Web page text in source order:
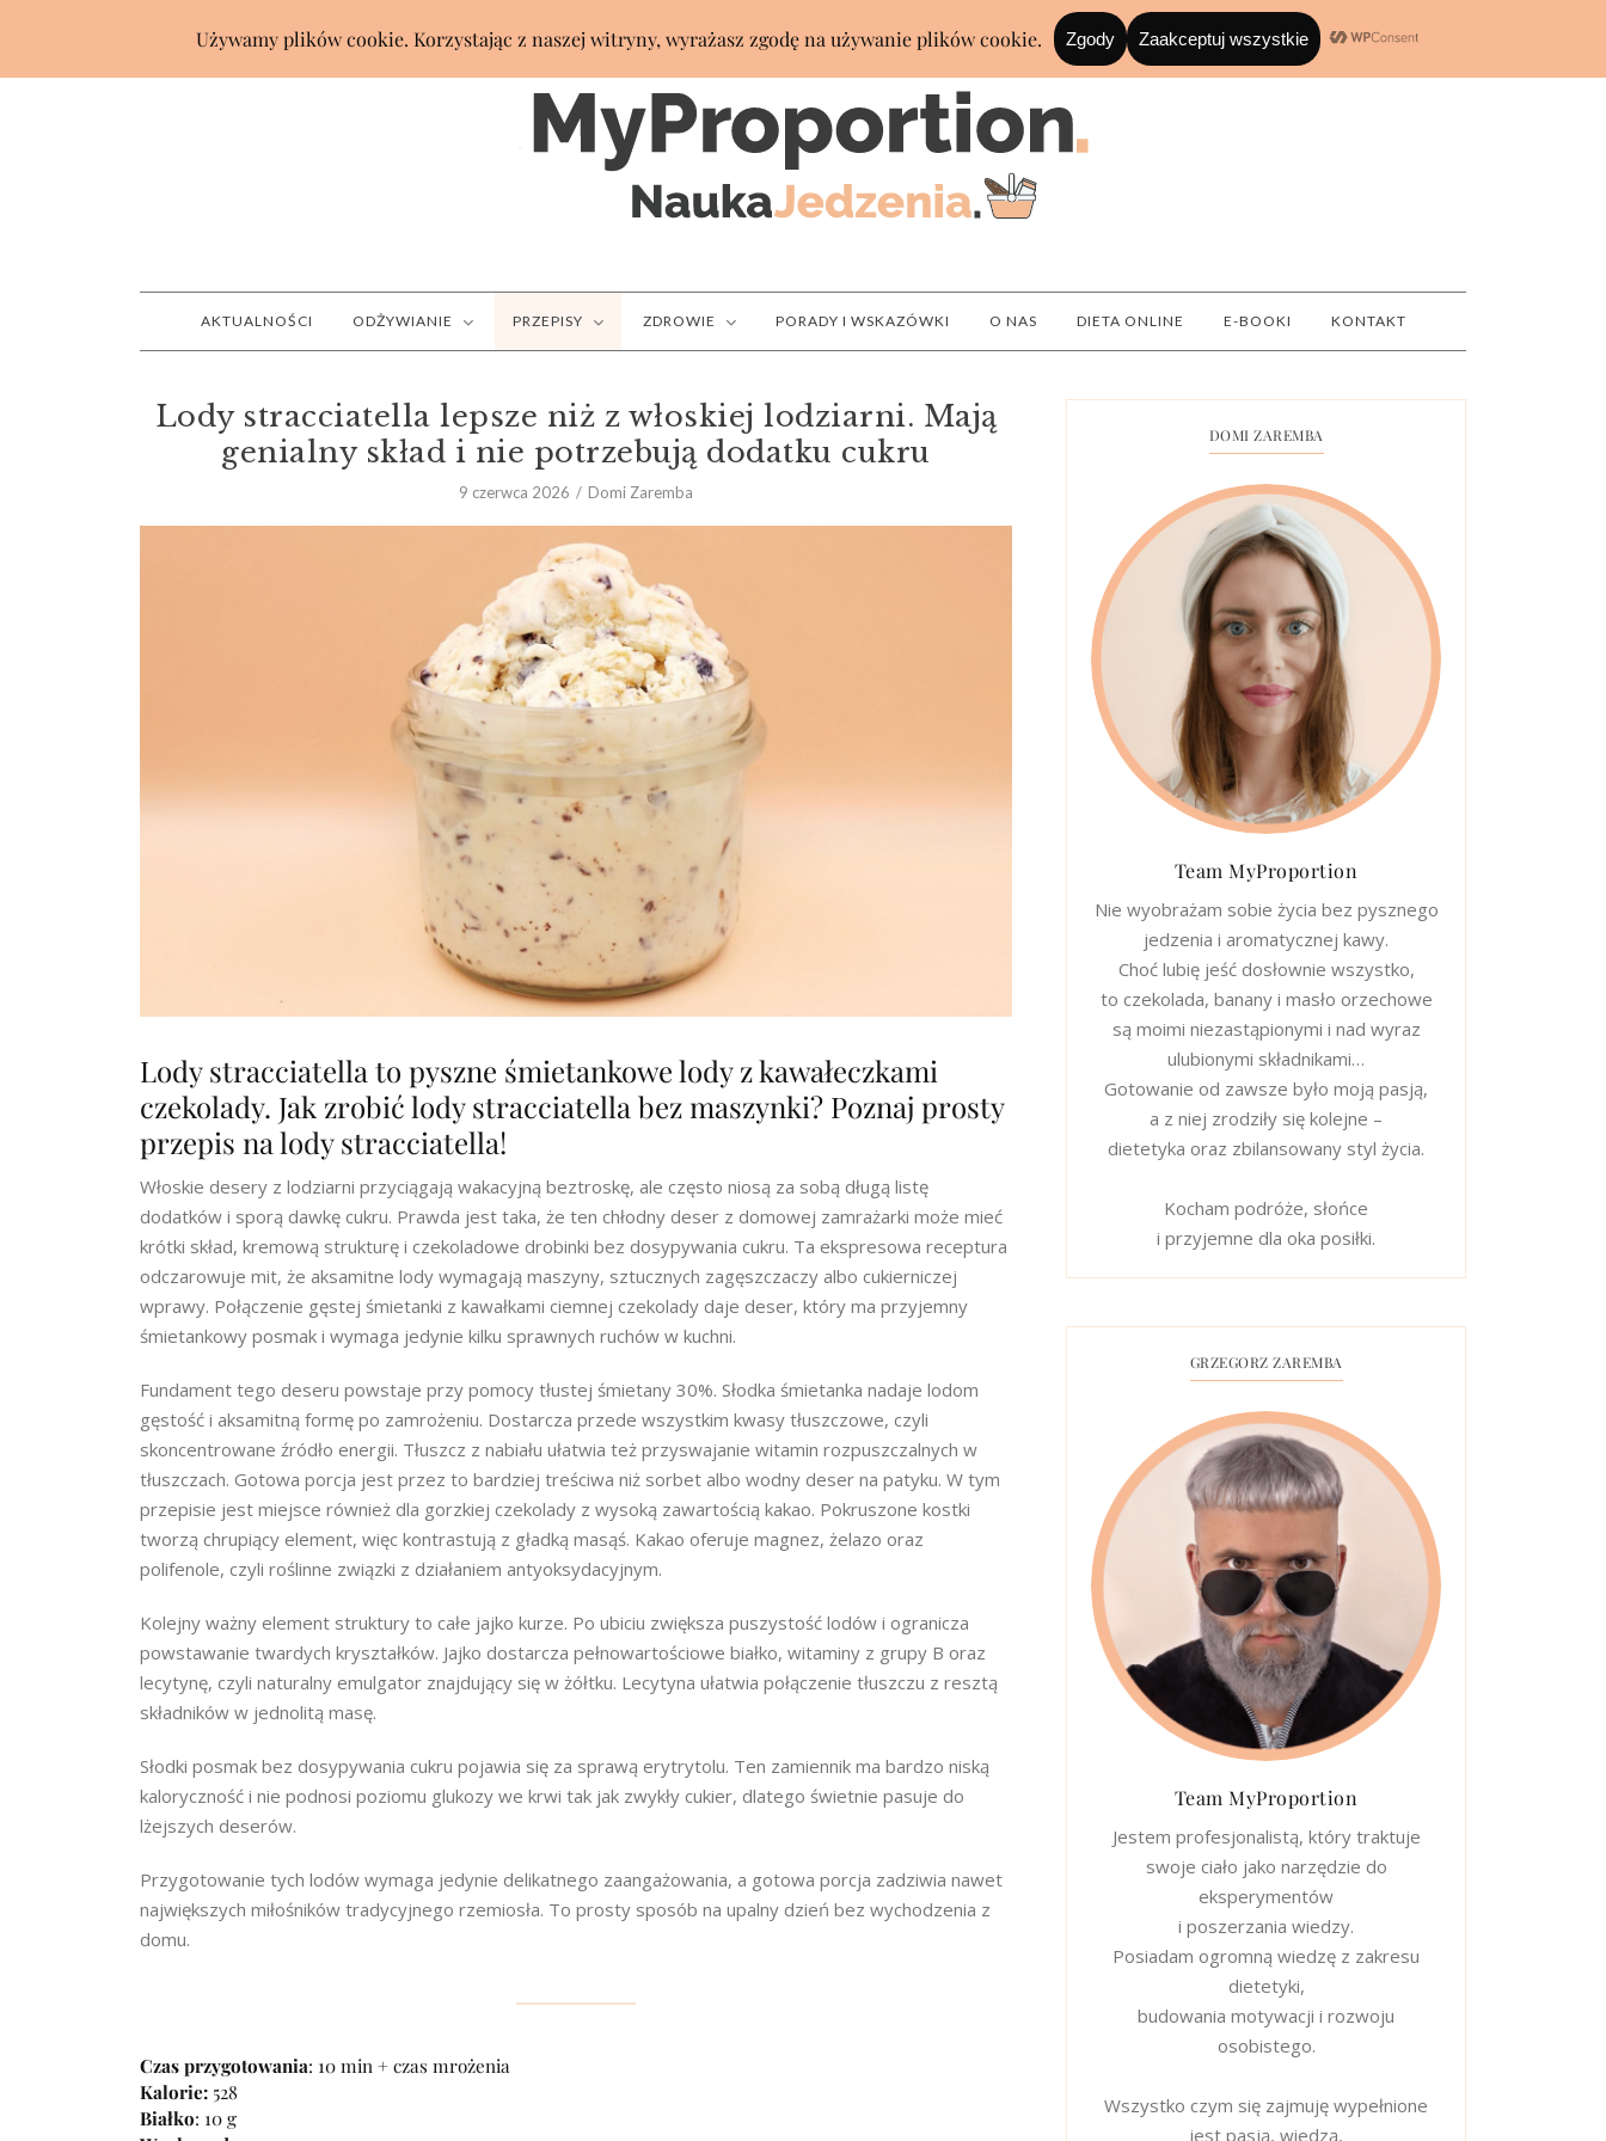
AKTUALNOŚCI ODŻYWIANIE PRZEPISY ZDROWIE PORADY I WSKAZÓWKI O NAS DIETA ONLINE E-BOOKI KONTAKT
Lody stracciatella lepsze niż z włoskiej lodziarni. Mają
genialny skład i nie potrzebują dodatku cukru
9 czerwca 2026 Domi Zaremba
Lody stracciatella to pyszne śmietankowe lody z kawałeczkami
czekolady. Jak zrobić lody stracciatella bez maszynki? Poznaj prosty
przepis na lody stracciatella!
Włoskie desery z lodziarni przyciągają wakacyjną beztroskę, ale często niosą za sobą długą listę
dodatków i sporą dawkę cukru. Prawda jest taka, że ten chłodny deser z domowej zamrażarki może mieć
krótki skład, kremową strukturę i czekoladowe drobinki bez dosypywania cukru. Ta ekspresowa receptura
odczarowuje mit, że aksamitne lody wymagają maszyny, sztucznych zagęszczaczy albo cukierniczej
wprawy. Połączenie gęstej śmietanki z kawałkami ciemnej czekolady daje deser, który ma przyjemny
śmietankowy posmak i wymaga jedynie kilku sprawnych ruchów w kuchni.
Fundament tego deseru powstaje przy pomocy tłustej śmietany 30%. Słodka śmietanka nadaje lodom
gęstość i aksamitną formę po zamrożeniu. Dostarcza przede wszystkim kwasy tłuszczowe, czyli
skoncentrowane źródło energii. Tłuszcz z nabiału ułatwia też przyswajanie witamin rozpuszczalnych w
tłuszczach. Gotowa porcja jest przez to bardziej treściwa niż sorbet albo wodny deser na patyku. W tym
przepisie jest miejsce również dla gorzkiej czekolady z wysoką zawartością kakao. Pokruszone kostki
tworzą chrupiący element, więc kontrastują z gładką masąś. Kakao oferuje magnez, żelazo oraz
polifenole, czyli roślinne związki z działaniem antyoksydacyjnym.
Kolejny ważny element struktury to całe jajko kurze. Po ubiciu zwiększa puszystość lodów i ogranicza
powstawanie twardych kryształków. Jajko dostarcza pełnowartościowe białko, witaminy z grupy B oraz
lecytynę, czyli naturalny emulgator znajdujący się w żółtku. Lecytyna ułatwia połączenie tłuszczu z resztą
składników w jednolitą masę.
Słodki posmak bez dosypywania cukru pojawia się za sprawą erytrytolu. Ten zamiennik ma bardzo niską
kaloryczność i nie podnosi poziomu glukozy we krwi tak jak zwykły cukier, dlatego świetnie pasuje do
lżejszych deserów.
Przygotowanie tych lodów wymaga jedynie delikatnego zaangażowania, a gotowa porcja zadziwia nawet
największych miłośników tradycyjnego rzemiosła. To prosty sposób na upalny dzień bez wychodzenia z
domu.
Czas przygotowania: 10 min + czas mrożenia
Kalorie: 528
Białko: 10 g
DOMI ZAREMBA
Team MyProportion
Nie wyobrażam sobie życia bez pysznego
jedzenia i aromatycznej kawy.
Choć lubię jeść dosłownie wszystko,
to czekolada, banany i masło orzechowe
są moimi niezastąpionymi i nad wyraz
ulubionymi składnikami…
Gotowanie od zawsze było moją pasją,
a z niej zrodziły się kolejne –
dietetyka oraz zbilansowany styl życia.
Kocham podróże, słońce
i przyjemne dla oka posiłki.
GRZEGORZ ZAREMBA
Team MyProportion
Jestem profesjonalistą, który traktuje
swoje ciało jako narzędzie do
eksperymentów
i poszerzania wiedzy.
Posiadam ogromną wiedzę z zakresu
dietetyki,
budowania motywacji i rozwoju
osobistego.
Wszystko czym się zajmuję wypełnione
jest pasją, wiedzą,